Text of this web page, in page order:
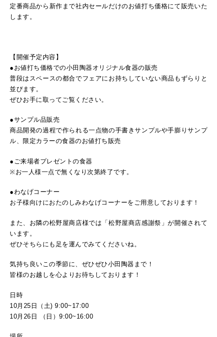
定番商品から新作まで社内セールだけのお値打ち価格にて販売いた
します。
【開催予定内容】
●お値打ち価格での小田陶器オリジナル食器の販売
普段はスペースの都合でフェアにお持ちしていない商品もずらりと
並びます。
ぜひお手に取ってご覧ください。
●サンプル品販売
商品開発の過程で作られる一点物の手書きサンプルや手膨りサンプ
ル、限定カラーの食器のお値打ち販売
●ご来場者プレゼントの食器
※お一人様一点で無くなり次第終了です。
●わなげコーナー
お子様向けにおたのしみわなげコーナーをご用意しております！
また、お隣の松野屋商店様では「松野屋商店感謝祭」が開催されて
います。
ぜひそちらにも足を運んでみてくださいね。
気持ち良いこの季節に、ぜひぜひ小田陶器まで！
皆様のお越しを心よりお待ちしております！
日時
10月25日（土) 9:00~17:00
10月26日 （日）9:00~16:00